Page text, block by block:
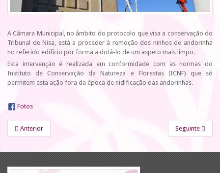
A Câmara Municipal, no âmbito do protocolo que visa a conservação do
Tribunal de Nisa, está a proceder à remoção dos ninhos de andorinha
no referido edifício por forma a dotá-lo de um aspeto mais limpo.
Esta intervenção é realizada em conformidade com as normas do
Instituto de Conservação da Natureza e Florestas (ICNF) que só
permitem esta ação fora da época de nidificação das andorinhas.
Fotos
Anterior Seguinte